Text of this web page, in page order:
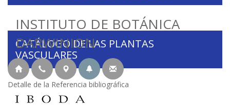
INSTITUTO DE BOTÁNICA
DARWINION
CATÁLOGO DE LAS PLANTAS
VASCULARES
Detalle de la Referencia bibliográfica